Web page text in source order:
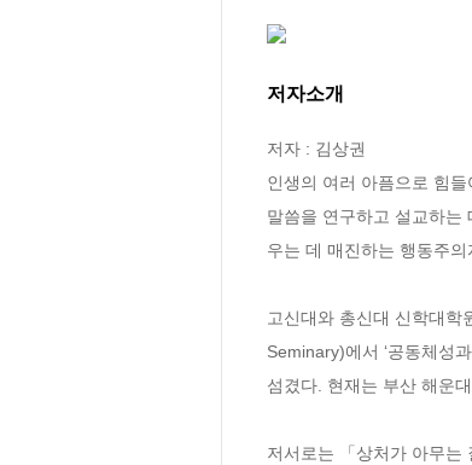
저자소개
저자 : 김상권
인생의 여러 아픔으로 힘
말씀을 연구하고 설교하는
우는 데 매진하는 행동주의
고신대와 총신대 신학대학
Seminary)에서 ‘공동체성
섬겼다. 현재는 부산 해운
저서로는 「상처가 아무는